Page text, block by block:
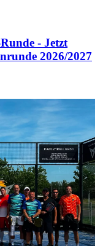
- Jetzt
2026/2027